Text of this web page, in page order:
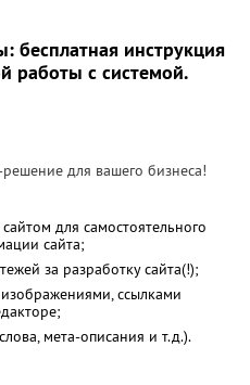
бесплатная инструкция
работы с системой.
для вашего бизнеса!
для самостоятельного
сайта;
за разработку сайта(!);
ссылками
мета-описания и т.д.).